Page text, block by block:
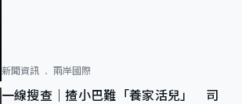
新聞資訊 兩岸國際
一線搜查｜揸小巴難「養家活兒」 司